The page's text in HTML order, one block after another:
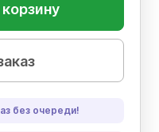
без очереди!